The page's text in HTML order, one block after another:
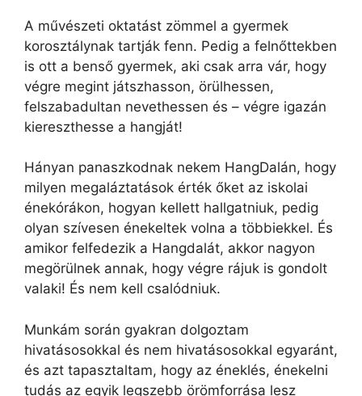
A művészeti oktatást zömmel a gyermek
korosztálynak tartják fenn. Pedig a felnőttekben
is ott a benső gyermek, aki csak arra vár, hogy
végre megint játszhasson, örülhessen,
felszabadultan nevethessen és – végre igazán
kiereszthesse a hangját!
Hányan panaszkodnak nekem HangDalán, hogy
milyen megaláztatások érték őket az iskolai
énekórákon, hogyan kellett hallgatniuk, pedig
olyan szívesen énekeltek volna a többiekkel. És
amikor felfedezik a Hangdalát, akkor nagyon
megörülnek annak, hogy végre rájuk is gondolt
valaki! És nem kell csalódniuk.
Munkám során gyakran dolgoztam
hivatásosokkal és nem hivatásosokkal egyaránt,
és azt tapasztaltam, hogy az éneklés, énekelni
tudás az egyik legszebb örömforrása lesz